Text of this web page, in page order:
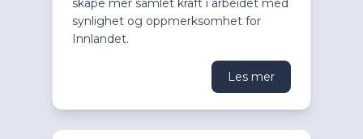
skape mer samlet kraft i arbeidet med
synlighet og oppmerksomhet for
Innlandet.
Les mer